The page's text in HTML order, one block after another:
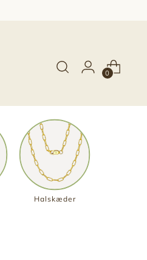
0
Halskæder